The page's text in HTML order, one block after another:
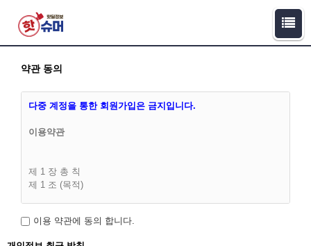
약관 동의
다중 계정을 통한 회원가입은 금지입니다.
이용약관
제 1 장 총 칙
제 1 조 (목적)
고객(이하 “회원”)간에 회사가 제공하는 서비스의 가입조건 및
이용 약관에 동의 합니다.